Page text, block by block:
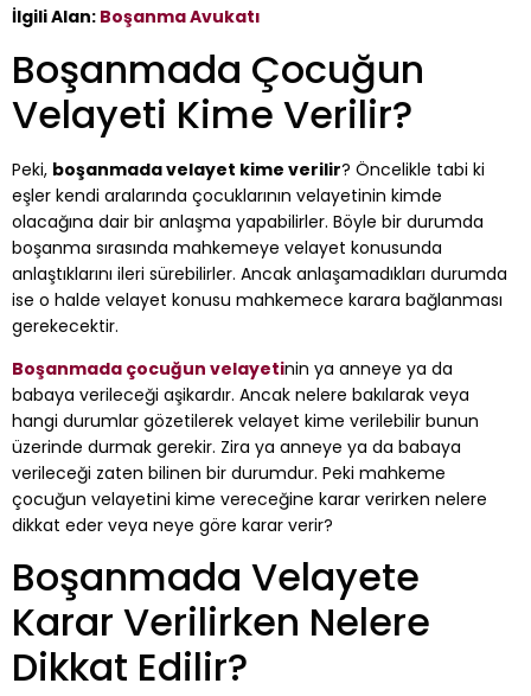
İlgili Alan: Boşanma Avukatı
Boşanmada Çocuğun
Velayeti Kime Verilir?
Peki, boşanmada velayet kime verilir? Öncelikle tabi ki
eşler kendi aralarında çocuklarının velayetinin kimde
olacağına dair bir anlaşma yapabilirler. Böyle bir durumda
boşanma sırasında mahkemeye velayet konusunda
anlaştıklarını ileri sürebilirler. Ancak anlaşamadıkları durumda
ise o halde velayet konusu mahkemece karara bağlanması
gerekecektir.
Boşanmada çocuğun velayetinin ya anneye ya da
babaya verileceği aşikardır. Ancak nelere bakılarak veya
hangi durumlar gözetilerek velayet kime verilebilir bunun
üzerinde durmak gerekir. Zira ya anneye ya da babaya
verileceği zaten bilinen bir durumdur. Peki mahkeme
çocuğun velayetini kime vereceğine karar verirken nelere
dikkat eder veya neye göre karar verir?
Boşanmada Velayete
Karar Verilirken Nelere
Dikkat Edilir?